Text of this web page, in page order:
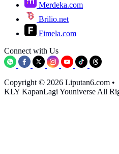
Merdeka.com
Brilio.net
Fimela.com
Connect with Us
Copyright © 2026 Liputan6.com •
KLY KapanLagi Youniverse All